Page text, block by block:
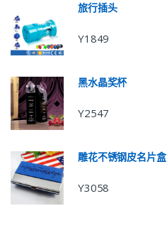
旅行插头
Y1849
黑水晶奖杯
Y2547
雕花不锈钢皮名片盒
Y3058